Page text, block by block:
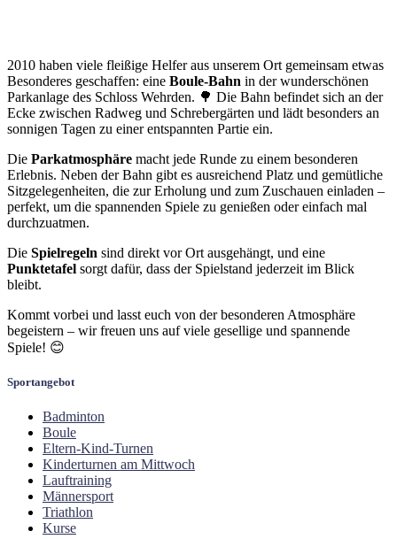
2010 haben viele fleißige Helfer aus unserem Ort gemeinsam etwas
Besonderes geschaffen: eine Boule-Bahn in der wunderschönen
Parkanlage des Schloss Wehrden. 🌳 Die Bahn befindet sich an der
Ecke zwischen Radweg und Schrebergärten und lädt besonders an
sonnigen Tagen zu einer entspannten Partie ein.
Die Parkatmosphäre macht jede Runde zu einem besonderen
Erlebnis. Neben der Bahn gibt es ausreichend Platz und gemütliche
Sitzgelegenheiten, die zur Erholung und zum Zuschauen einladen –
perfekt, um die spannenden Spiele zu genießen oder einfach mal
durchzuatmen.
Die Spielregeln sind direkt vor Ort ausgehängt, und eine
Punktetafel sorgt dafür, dass der Spielstand jederzeit im Blick
bleibt.
Kommt vorbei und lasst euch von der besonderen Atmosphäre
begeistern – wir freuen uns auf viele gesellige und spannende
Spiele! 😊
Sportangebot
Badminton
Boule
Eltern-Kind-Turnen
Kinderturnen am Mittwoch
Lauftraining
Männersport
Triathlon
Kurse